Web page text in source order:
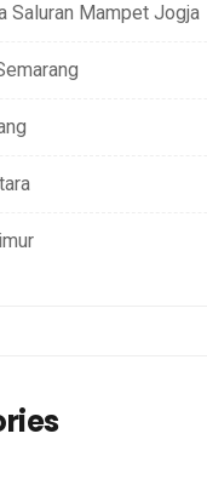
Saluran Mampet Jogja